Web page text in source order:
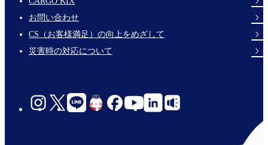
Linksお問い合わせ
CS（お客様満足）の向上をめざして
災害時の対応について
social-